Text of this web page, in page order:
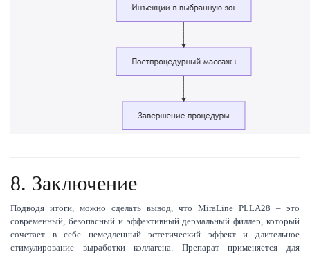
8. Заключение
Подводя итоги, можно сделать вывод, что MiraLine PLLA28 – это
современный, безопасный и эффективный дермальный филлер, который
сочетает в себе немедленный эстетический эффект и длительное
стимулирование выработки коллагена. Препарат применяется для